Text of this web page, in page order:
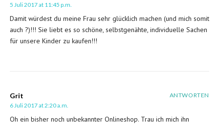
5 Juli 2017 at 11:45 p.m.
Damit würdest du meine Frau sehr glücklich machen (und mich somit
auch ?)!!! Sie liebt es so schöne, selbstgenähte, individuelle Sachen
für unsere Kinder zu kaufen!!!
Grit
ANTWORTEN
6 Juli 2017 at 2:20 a.m.
Oh ein bisher noch unbekannter Onlineshop. Trau ich mich ihn